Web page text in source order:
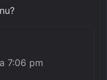
7:06 pm